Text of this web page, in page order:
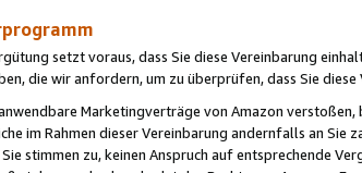
setzt voraus, dass Sie diese Vereinbarung
die wir anfordern, um zu überprüfen, dass Sie diese
Marketingverträge von Amazon
im Rahmen dieser Vereinbarung andernfalls an
stimmen zu, keinen Anspruch auf entsprechende